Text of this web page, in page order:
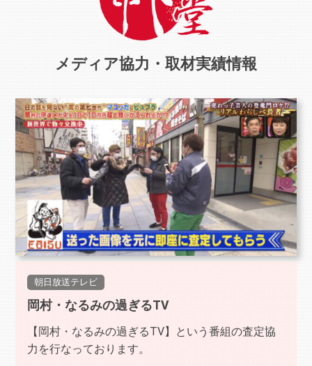
メディア協力・取材実績情報
朝日放送テレビ
岡村・なるみの過ぎるTV
【岡村・なるみの過ぎるTV】という番組の査定協
力を行なっております。